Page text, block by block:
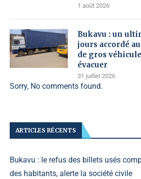
1 août 2026
Bukavu : un
jours accordé
de gros
évacuer
31 juillet 2026
Sorry, No comments found.
ARTICLES RÉCENTS
Bukavu : le refus des billets usés
des habitants, alerte la société civile